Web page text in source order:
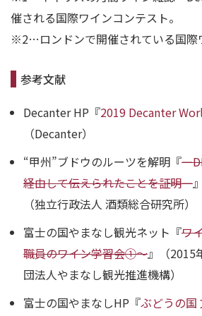
催される国際ワインコンテスト。
※2…ロンドンで開催されている国際
参考文献
Decanter HP『2019 Decanter
（Decanter）
“甲州”ブドウのルーツを解明『
経由して伝えられたことを証明―
（独立行政法人 酒類総合研究所）
富士の国やまなし観光ネット『ワ
職員のワイン学習会①～』（2015
団法人やまなし観光推進機構）
富士の国やまなしHP『ぶどうの国